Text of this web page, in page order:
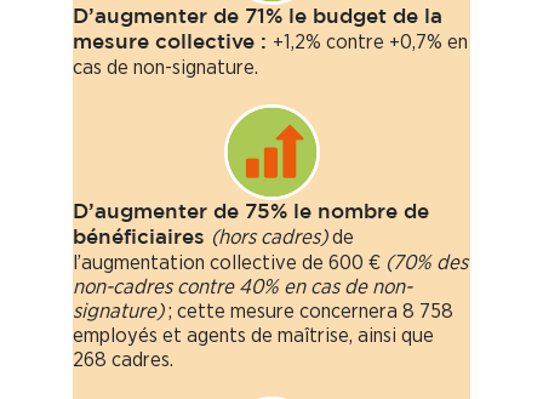
D’augmenter de 71% le budget de la
mesure collective : +1,2% contre +0,7% en
cas de non-signature.
D’augmenter de 75% le nombre de
bénéficiaires (hors cadres)de
l’augmentation collective de 600 € (70% des
non-cadres contre 40% en cas de non-
signature); cette mesure concernera 8 758
employés et agents de maîtrise, ainsi que
268 cadres.